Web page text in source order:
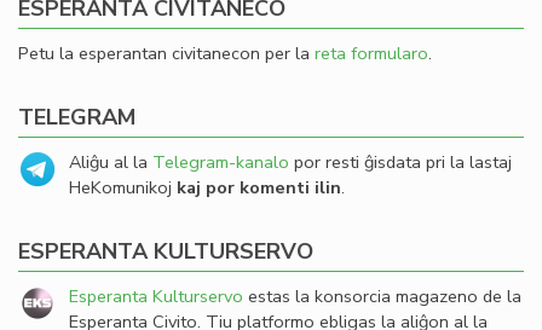
ESPERANTA CIVITANECO
Petu la esperantan civitanecon per la reta formularo.
TELEGRAM
Aliĝu al la Telegram-kanalo por resti ĝisdata pri la lastaj
HeKomunikoj kaj por komenti ilin.
ESPERANTA KULTURSERVO
Esperanta Kulturservo estas la konsorcia magazeno de la
Esperanta Civito. Tiu platformo ebligas la aliĝon al la